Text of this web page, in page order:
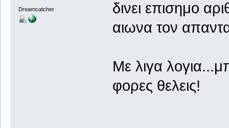
Dreamcatcher
δινει επισημο
αιωνα τον
Με λιγα
φορες θελεις!